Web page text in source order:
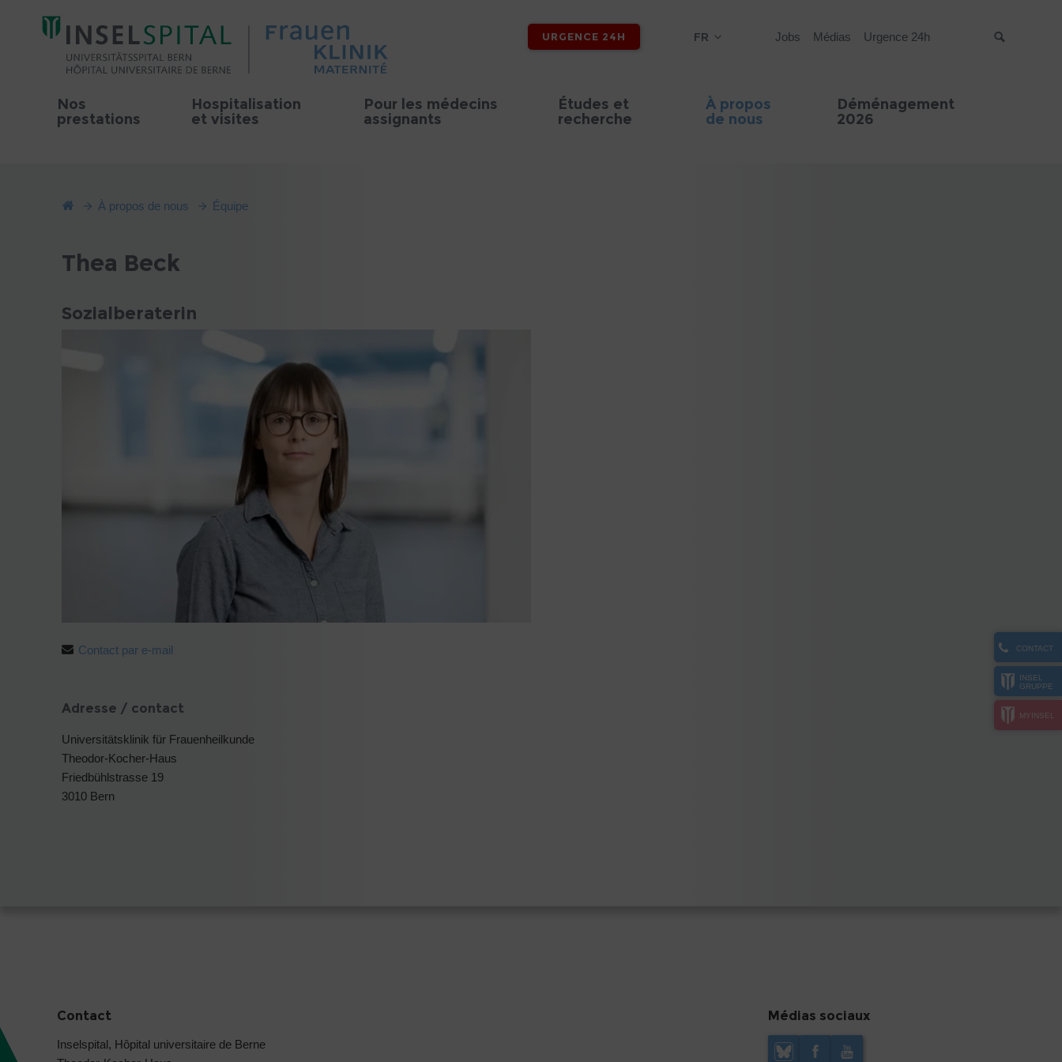
URGENCE 24H FR Jobs Médias Urgence 24h
Nos
prestations
Hospitalisation
et visites
Pour les médecins
assignants
Études et
recherche
À propos
de nous
Déménagement
2026
CONTACT
INSEL
GRUPPE
MYINSEL
À propos de nous Équipe
Thea Beck
Sozialberaterin
Contact par e-mail
Adresse / contact
Universitätsklinik für Frauenheilkunde
Theodor-Kocher-Haus
Friedbühlstrasse 19
3010 Bern
Contact
Inselspital, Hôpital universitaire de Berne
Médias sociaux